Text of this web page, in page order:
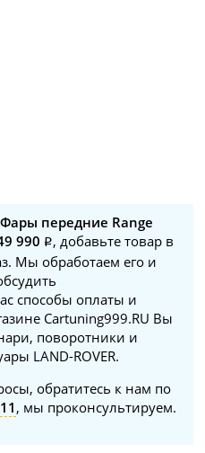
передние Range
990
, добавьте товар в
Мы обработаем его и
способы оплаты и
Cartuning999.RU Вы
поворотники и
LAND-ROVER.
обратитесь к нам по
, мы проконсультируем.